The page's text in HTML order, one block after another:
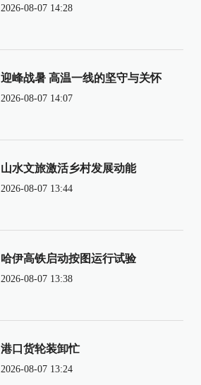
2026-08-07 14:28
迎峰战暑 高温一线的坚守与关怀
2026-08-07 14:07
山水文旅激活乡村发展动能
2026-08-07 13:44
哈伊高铁启动按图运行试验
2026-08-07 13:38
港口货轮装卸忙
2026-08-07 13:24